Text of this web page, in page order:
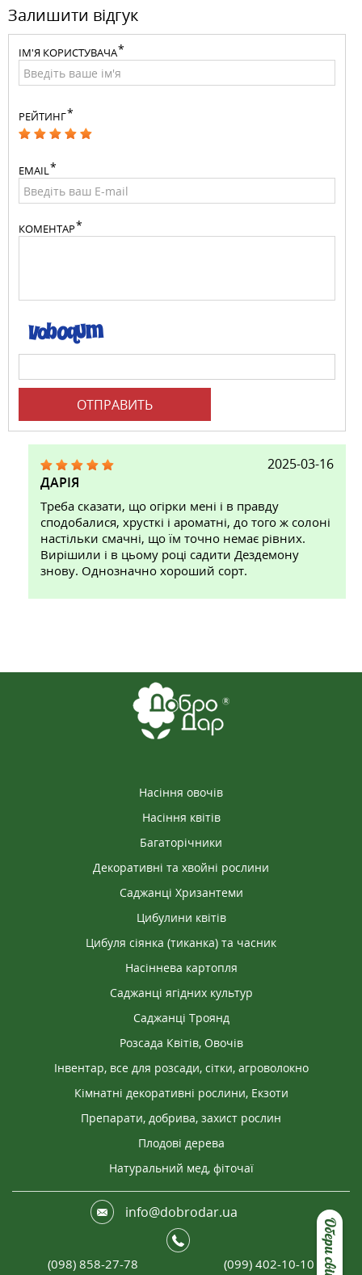
Залишити відгук
ІМ'Я КОРИСТУВАЧА
РЕЙТИНГ
EMAIL
КОМЕНТАР
ОТПРАВИТЬ
2025-03-16
ДАРІЯ
Треба сказати, що огірки мені і в правду
сподобалися, хрусткі і ароматні, до того ж солоні
настільки смачні, що їм точно немає рівних.
Вирішили і в цьому році садити Дездемону
знову. Однозначно хороший сорт.
Насіння овочів
Насіння квітів
Багаторічники
Декоративні та хвойні рослини
Саджанці Хризантеми
Цибулини квітів
Цибуля сіянка (тиканка) та часник
Насіннева картопля
Саджанці ягідних культур
Саджанці Троянд
Розсада Квітів, Овочів
Інвентар, все для розсади, сітки, агроволокно
Кімнатні декоративні рослини, Екзоти
Препарати, добрива, захист рослин
Плодові дерева
Натуральний мед, фіточаї
info@dobrodar.ua
(098) 858-27-78 (099) 402-10-10